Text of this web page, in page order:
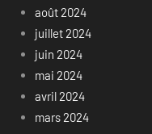
août 2024
juillet 2024
juin 2024
mai 2024
avril 2024
mars 2024